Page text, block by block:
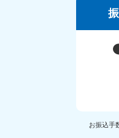
お振込手